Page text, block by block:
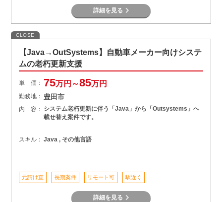
詳細を見る
CLOSE
【Java→OutSystems】自動車メーカー向けシステ
ムの老朽更新支援
単 価： 75万円～85万円
勤務地： 豊田市
内 容： システム老朽更新に伴う「Java」から「Outsystems」へ
載せ替え案件です。
スキル： Java , その他言語
元請け直 長期案件 リモート可 駅近く
詳細を見る